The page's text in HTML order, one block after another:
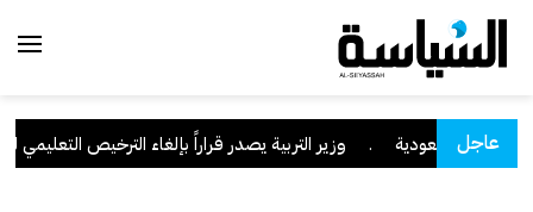
عاجل
نجران السعودية وزير التربية يصدر قراراً بإلغاء الترخيص التعليمي